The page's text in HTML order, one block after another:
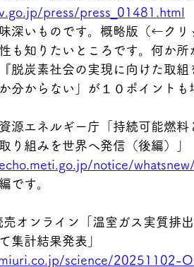
press/press_01481.html
深いものです。概略版（←ク
も知りたいところです。何か
脱炭素社会の実現に向けた取
分からない」が１０ポイントも
エネルギー庁「持続可能燃料
り組みを世界へ発信（後編）」
notice/whatsnew/
です。
オンライン「温室ガス実質排
集計結果発表」
science/20251102-